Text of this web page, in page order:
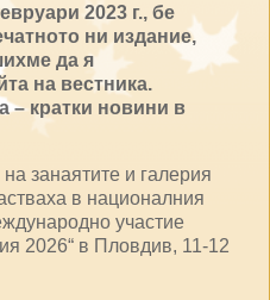
2023 г., бе
ни издание,
да я
на вестника.
– кратки новини в
занаятите и галерия
в националния
участие
2026“ в Пловдив, 11-12